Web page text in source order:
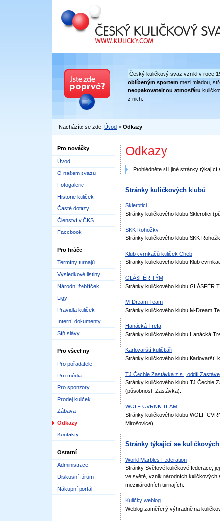
Český kuličkový svaz
Český kuličkový svaz vznikl v roce
oblíbeným sportem mezi mladou,
neopakovatelnou atmosféru
z nich.
Nacházíte se zde: Úvod > Odkazy
Pro nováčky
Úvod
O našem svazu
Fotogalerie
Historie kuliček
Časté dotazy
Členství v ČKS
Facebook
Pro hráče
Termíny turnajů
Výsledkové listiny
Národní žebříček
Ligy
Pravidla kuliček
Interní dokumenty
Síň slávy
Pro všechny
Pro pořadatele
Pro média
Pro sponzory
Prodej kuliček
Zábava
Odkazy
Kontakty
Ostatní
Administrace
Diskusní fórum
Nákupní portál
Odkazy
Prohlédněte si i jiné stránky týkající
Stránky kuličkových klubů
Sklerotici
Stránky kuličkového klubu Sklerotici
SKK Rohožky
Stránky kuličkového klubu SKK
Klub cvrnkačů kuliček Cheb
Stránky kuličkového klubu Klub
GLÁSFÉR TÝM
Stránky kuličkového klubu GLÁSFÉR
M-Dream Team
Stránky kuličkového klubu M-Dream
Hanácká Trefa
Stránky kuličkového klubu Hanácká
Karlovarští kuličkáři
Stránky kuličkového klubu Karlovarští
TJ Čechie Zastávka z.s., oddíl
Stránky kuličkového klubu TJ Čechie
(působnost: Zastávka).
WOLF CVRNK TEAM
Stránky kuličkového klubu WOLF
Mirošovice).
Stránky týkající se
World Marbles Federation
Stránky Světové kuličkové federace,
ve světě, vznik národních kuličkových
mezinárodních turnajích.
Kuličky weblog
Weblog zaměřený výhradně na